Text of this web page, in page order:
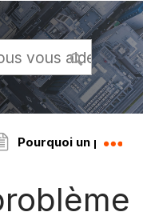
la hiérarchie
Pourquoi un